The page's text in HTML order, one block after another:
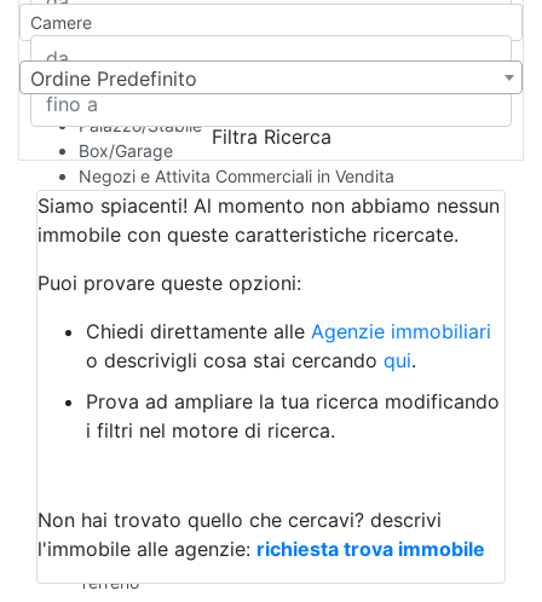
Rustico/Casale
Camera d'Albergo
Multiproprietà
Palazzo/Stabile
Box/Garage
Negozi e Attivita Commerciali in Vendita
Qualsiasi
Attività/Licenza Commerciale
Azienda Agricola
Bar/Ristorante
Albergo
Laboratorio Artigianale
Negozio/locale commerciale
Agriturismo
Magazzini
Qualsiasi
Terreno edificabile
Terreno
Camere
Ordine Predefinito
Filtra Ricerca
Siamo spiacenti! Al momento non abbiamo nessun
immobile con queste caratteristiche ricercate.
Puoi provare queste opzioni:
Chiedi direttamente alle Agenzie immobiliari
o descrivigli cosa stai cercando qui.
Prova ad ampliare la tua ricerca modificando
i filtri nel motore di ricerca.
Non hai trovato quello che cercavi? descrivi
l'immobile alle agenzie: richiesta trova immobile